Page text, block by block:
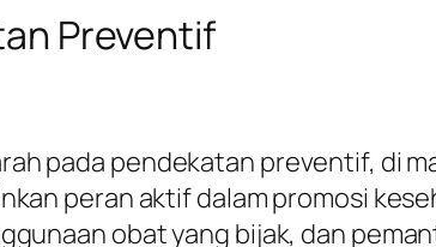
Preventif
pada pendekatan preventif, di
peran aktif dalam promosi
obat yang bijak, dan